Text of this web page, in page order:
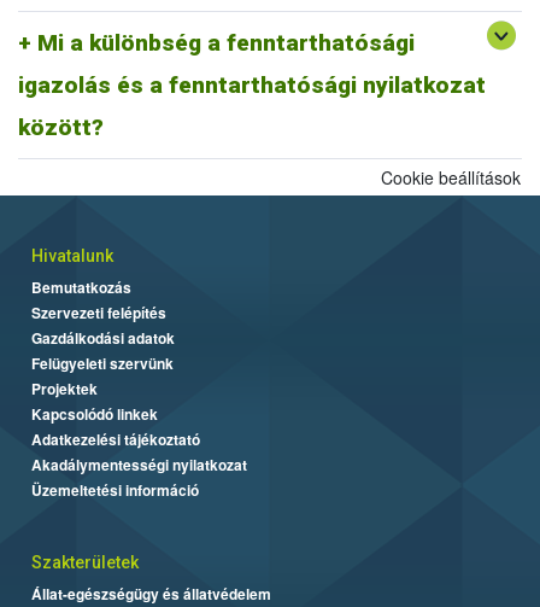
Mi a különbség a fenntarthatósági
igazolás és a fenntarthatósági nyilatkozat
között?
A fentiek alapján fenntarthatósági nyilatkozatnak minősül a
biomassza igazolás is, ahogyan egy ISCC farm nyilatkozat is,
más tagállami fenntarthatósági rendszer szerinti fenntarthatósági
dokumentum is.
Cookie beállítások
Hivatalunk
Bemutatkozás
Szervezeti felépítés
Gazdálkodási adatok
Felügyeleti szervünk
Projektek
Kapcsolódó linkek
Adatkezelési tájékoztató
Akadálymentességi nyilatkozat
Üzemeltetési információ
Szakterületek
Állat-egészségügy és állatvédelem